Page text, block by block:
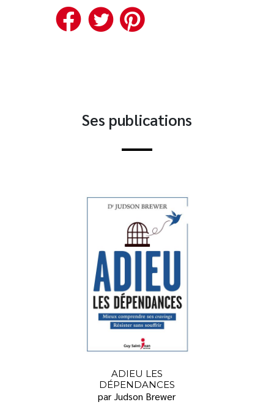
À PROPOS
CONTACT
Facebook
Twitter
Ses publications
ADIEU LES
DÉPENDANCES
par Judson Brewer